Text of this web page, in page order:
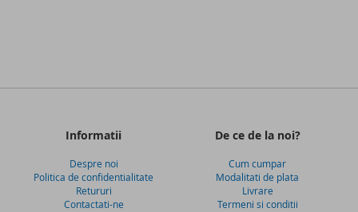
Informatii
Despre noi
Politica de confidentialitate
Retururi
Contactati-ne
De ce de la noi?
Cum cumpar
Modalitati de plata
Livrare
Termeni si conditii